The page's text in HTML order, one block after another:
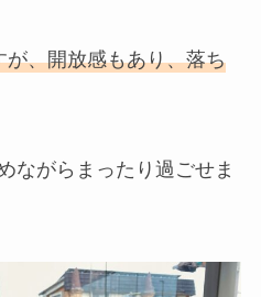
、開放感もあり、落ち
ながらまったり過ごせま